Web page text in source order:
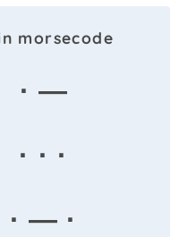
morsecode
· —
· · ·
· — ·